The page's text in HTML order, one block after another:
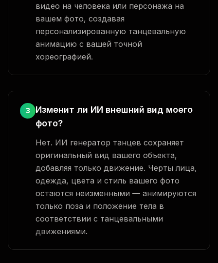
видео на человека или персонажа на
вашем фото, создавая
персонализированную танцевальную
анимацию с вашей точной
хореографией.
3
Изменит ли ИИ внешний вид моего
фото?
Нет. ИИ генератор танцев сохраняет
оригинальный вид вашего объекта,
добавляя только движение. Черты лица,
одежда, цвета и стиль вашего фото
остаются неизменными — анимируются
только поза и положение тела в
соответствии с танцевальными
движениями.